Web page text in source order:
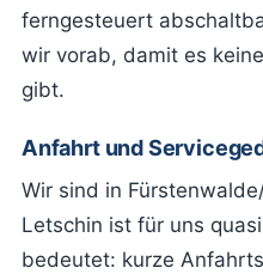
ferngesteuert
wir vorab, damit es
gibt.
Anfahrt und
Wir sind in
Letschin ist für uns
bedeutet: kurze